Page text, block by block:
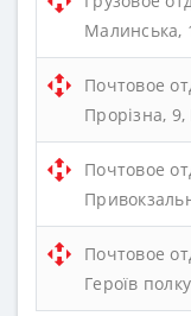
Малинська,
Почтовое
Прорізна,
Почтовое
Почтовое
Героїв